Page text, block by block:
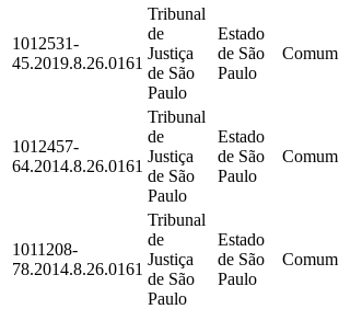
1012531-
45.2019.8.26.0161
Tribunal
de
Justiça
de São
Paulo
Estado
de São
Paulo
Comum
1012457-
64.2014.8.26.0161
Tribunal
de
Justiça
de São
Paulo
Estado
de São
Paulo
Comum
1011208-
78.2014.8.26.0161
Tribunal
de
Justiça
de São
Paulo
Estado
de São
Paulo
Comum